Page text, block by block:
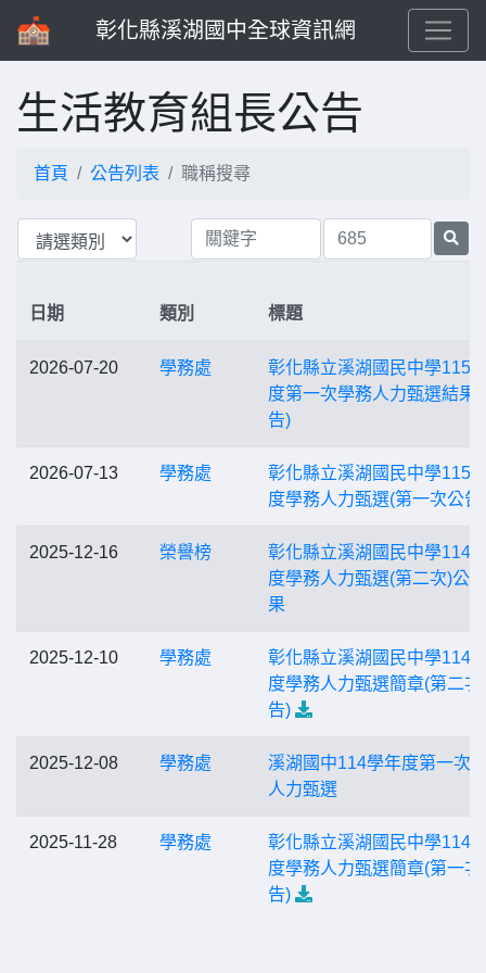
彰化縣溪湖國中全球資訊網
生活教育組長公告
首頁 公告列表 職稱搜尋
日期 類別 標題
2026-07-20 學務處
彰化縣立溪湖國民中學115
度第一次學務人力甄選結果(
告)
2026-07-13 學務處
彰化縣立溪湖國民中學115
度學務人力甄選(第一次公告)
2025-12-16 榮譽榜
彰化縣立溪湖國民中學114
度學務人力甄選(第二次)公
果
2025-12-10 學務處
彰化縣立溪湖國民中學114
度學務人力甄選簡章(第二次
告)
2025-12-08 學務處
溪湖國中114學年度第一次
人力甄選
2025-11-28 學務處
彰化縣立溪湖國民中學114
度學務人力甄選簡章(第一次
告)